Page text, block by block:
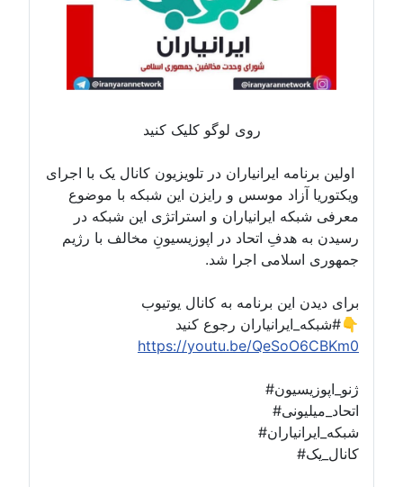
روی لوگو کلیک کنید
برنامه ایرانیاران در تلویزیون کانال یک با اجرای
آزاد موسس و رایزن این شبکه با موضوع
شبکه ایرانیاران و استراتژی این شبکه در
به هدفِ اتحاد در اپوزیسیونِ مخالف با رژیم
اسلامی اجرا شد.
دیدن این برنامه به کانال یوتیوب
https://youtu.be/